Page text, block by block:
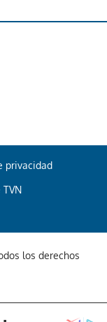
privacidad
los derechos